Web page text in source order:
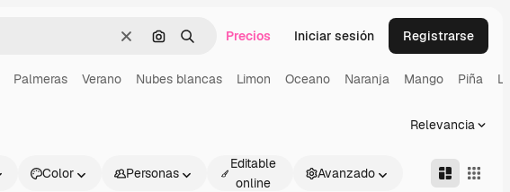
BorrarBuscar por imagen
BuscarPrecios Iniciar sesión Registrarse
Palmeras Verano Nubes blancas Limon Oceano Naranja Mango Piña
Relevancia
Color Personas
Editable
online
Avanzado